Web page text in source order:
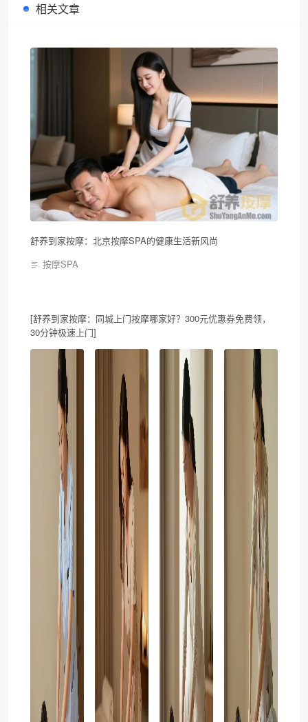
相关文章
舒养到家按摩：北京按摩SPA的健康生活新风尚
按摩SPA
[舒养到家按摩：同城上门按摩哪家好？300元优惠券免费领，
30分钟极速上门]